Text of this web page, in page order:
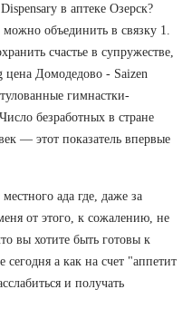
в аптеке Озерск?
объединить в связку 1.
счастье в супружестве,
Домодедово - Saizen
гимнастки-
безработных в стране
— этот показатель впервые
ада где, даже за
от этого, к сожалению, не
вы хотите быть готовы к
сегодня а как на счет "аппетит
и получать